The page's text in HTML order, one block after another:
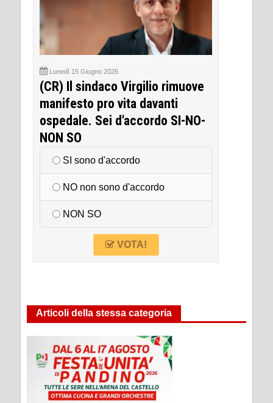
Lunedì 15 Giugno 2026
(CR) Il sindaco Virgilio rimuove
manifesto pro vita davanti
ospedale. Sei d'accordo SI-NO-
NON SO
SI sono d'accordo
NO non sono d'accordo
NON SO
VOTA!
Articoli della stessa categoria